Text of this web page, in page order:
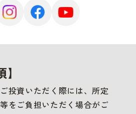
投資いただく際には、所定
をご負担いただく場合がご